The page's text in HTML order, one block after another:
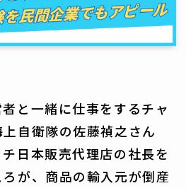
と一緒に仕事をするチャ
自衛隊の佐藤禎之さん
日本販売代理店の社長を
が、商品の輸入元が倒産